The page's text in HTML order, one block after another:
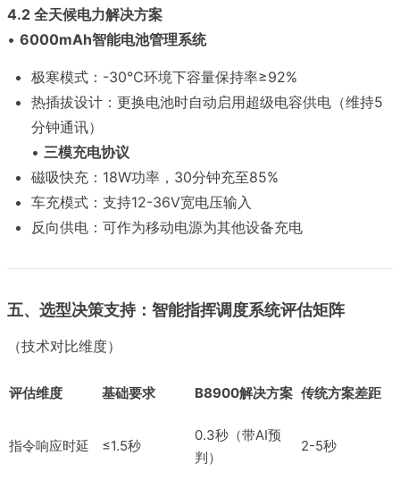
4.2 全天候电力解决方案
• 6000mAh智能电池管理系统
极寒模式：-30℃环境下容量保持率≥92%
热插拔设计：更换电池时自动启用超级电容供电（维持5
分钟通讯）
• 三模充电协议
磁吸快充：18W功率，30分钟充至85%
车充模式：支持12-36V宽电压输入
反向供电：可作为移动电源为其他设备充电
五、选型决策支持：智能指挥调度系统评估矩阵
（技术对比维度）
评估维度 基础要求 B8900解决方案 传统方案差距
指令响应时延 ≤1.5秒
0.3秒（带AI预
判）
2-5秒